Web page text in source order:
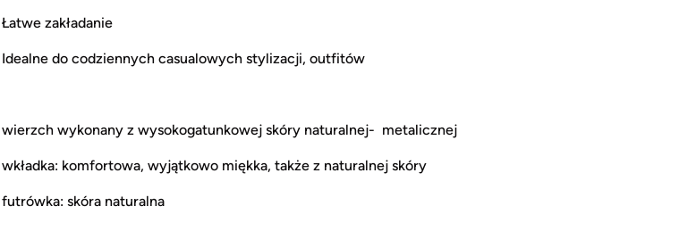
Łatwe zakładanie
Idealne do codziennych casualowych stylizacji, outfitów
wierzch wykonany z wysokogatunkowej skóry naturalnej- metalicznej
wkładka: komfortowa, wyjątkowo miękka, także z naturalnej skóry
futrówka: skóra naturalna